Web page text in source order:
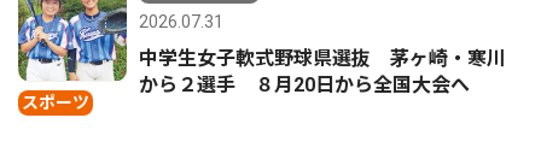
スポーツ
2026.07.31
中学生女子軟式野球県選抜 茅ヶ崎・寒川
から２選手 ８月20日から全国大会へ